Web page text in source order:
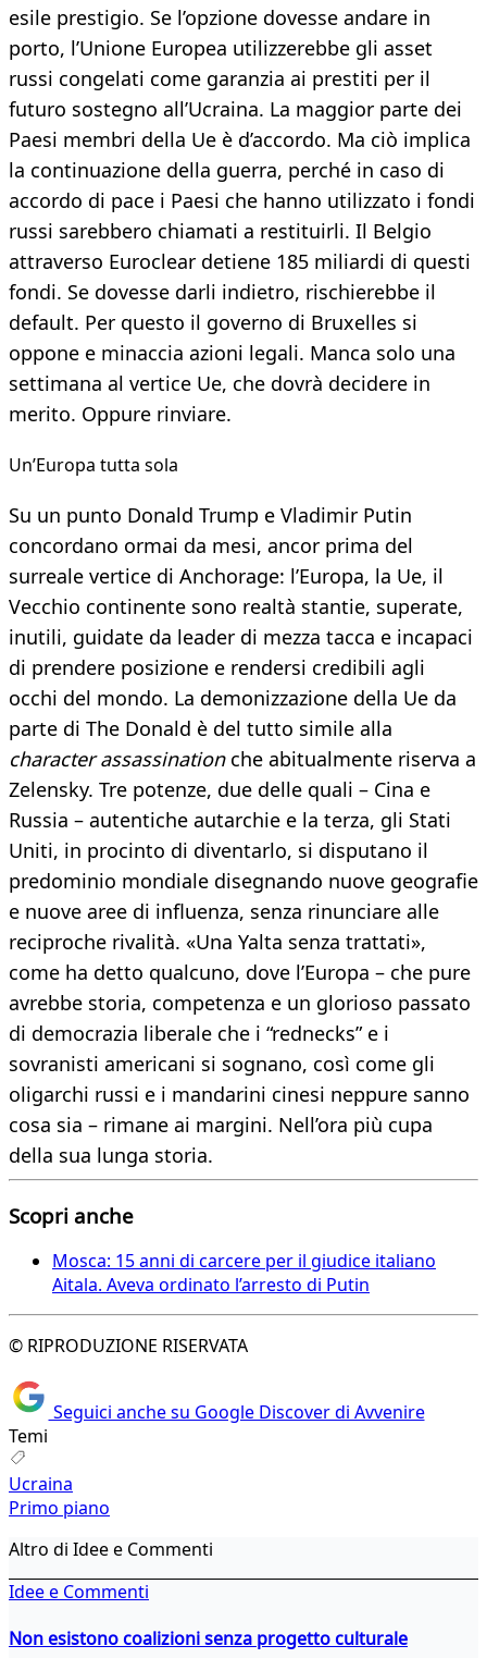
esile prestigio. Se l’opzione dovesse andare in
porto, l’Unione Europea utilizzerebbe gli asset
russi congelati come garanzia ai prestiti per il
futuro sostegno all’Ucraina. La maggior parte dei
Paesi membri della Ue è d’accordo. Ma ciò implica
la continuazione della guerra, perché in caso di
accordo di pace i Paesi che hanno utilizzato i fondi
russi sarebbero chiamati a restituirli. Il Belgio
attraverso Euroclear detiene 185 miliardi di questi
fondi. Se dovesse darli indietro, rischierebbe il
default. Per questo il governo di Bruxelles si
oppone e minaccia azioni legali. Manca solo una
settimana al vertice Ue, che dovrà decidere in
merito. Oppure rinviare.
Un’Europa tutta sola
Su un punto Donald Trump e Vladimir Putin
concordano ormai da mesi, ancor prima del
surreale vertice di Anchorage: l’Europa, la Ue, il
Vecchio continente sono realtà stantie, superate,
inutili, guidate da leader di mezza tacca e incapaci
di prendere posizione e rendersi credibili agli
occhi del mondo. La demonizzazione della Ue da
parte di The Donald è del tutto simile alla
character assassinationche abitualmente riserva a
Zelensky. Tre potenze, due delle quali – Cina e
Russia – autentiche autarchie e la terza, gli Stati
Uniti, in procinto di diventarlo, si disputano il
predominio mondiale disegnando nuove geografie
e nuove aree di influenza, senza rinunciare alle
reciproche rivalità. «Una Yalta senza trattati»,
come ha detto qualcuno, dove l’Europa – che pure
avrebbe storia, competenza e un glorioso passato
di democrazia liberale che i “rednecks” e i
sovranisti americani si sognano, così come gli
oligarchi russi e i mandarini cinesi neppure sanno
cosa sia – rimane ai margini. Nell’ora più cupa
della sua lunga storia.
Scopri anche
Mosca: 15 anni di carcere per il giudice italiano
Aitala. Aveva ordinato l’arresto di Putin
© RIPRODUZIONE RISERVATA
Seguici anche su Google Discover di Avvenire
Temi
Ucraina
Primo piano
Altro di Idee e Commenti
Idee e Commenti
Non esistono coalizioni senza progetto culturale